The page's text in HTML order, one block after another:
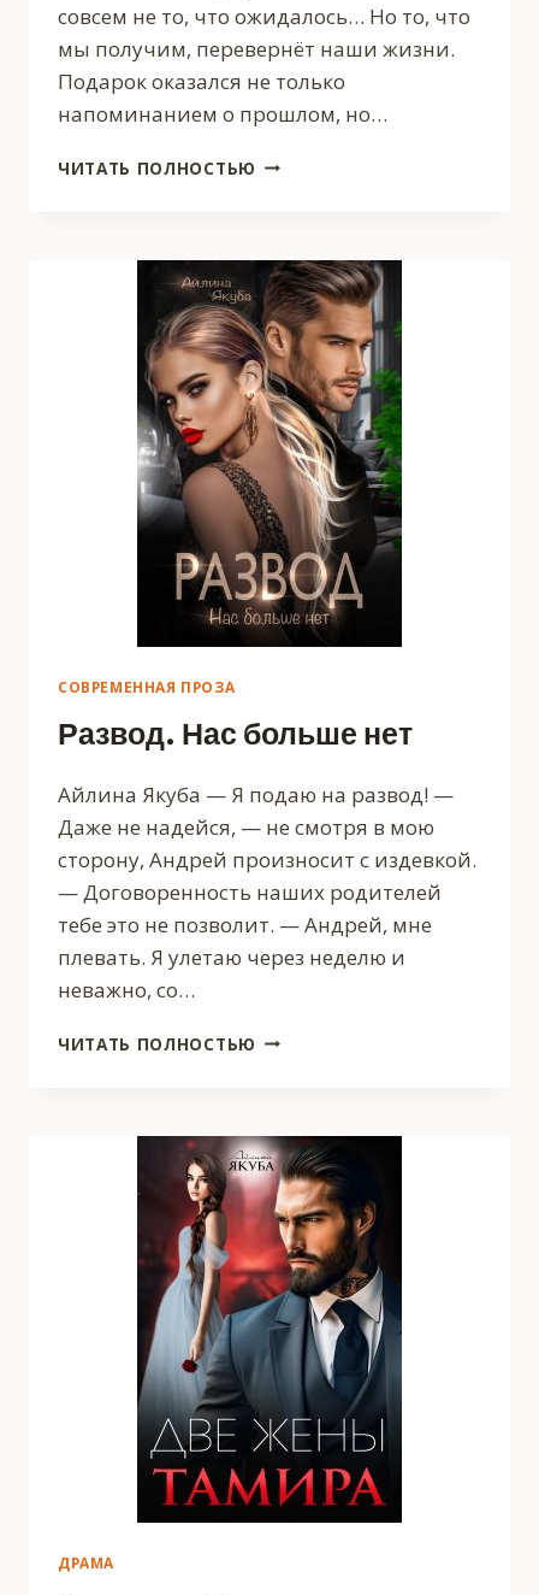
совсем не то, что ожидалось… Но то, что
мы получим, перевернёт наши жизни.
Подарок оказался не только
напоминанием о прошлом, но…
ЧИТАТЬ ПОЛНОСТЬЮ ТАЙНЫЙ
БЫВШЕГО
СОВРЕМЕННАЯ ПРОЗА
Развод. Нас больше нет
Айлина Якуба — Я подаю на развод! —
Даже не надейся, — не смотря в мою
сторону, Андрей произносит с издевкой.
— Договоренность наших родителей
тебе это не позволит. — Андрей, мне
плевать. Я улетаю через неделю и
неважно, со…
ЧИТАТЬ ПОЛНОСТЬЮ РАЗВОД.
ДРАМА